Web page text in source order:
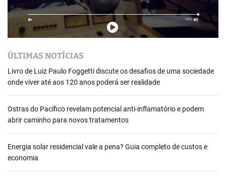
ÚLTIMAS NOTÍCIAS
Livro de Luiz Paulo Foggetti discute os desafios de uma sociedade
onde viver até aos 120 anos poderá ser realidade
Ostras do Pacífico revelam potencial anti-inflamatório e podem
abrir caminho para novos tratamentos
Energia solar residencial vale a pena? Guia completo de custos e
economia